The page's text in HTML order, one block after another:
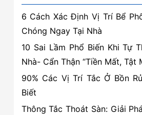
hoạt
động
như
thế
nào?
6 Cách Xác Định Vị Trí Bể
Chóng Ngay Tại Nhà
10 Sai Lầm Phổ Biến Khi Tự
Nhà- Cẩn Thận “Tiền Mất, Tật
90% Các Vị Trí Tắc Ở Bồn
Biết
Thông Tắc Thoát Sàn: Giải